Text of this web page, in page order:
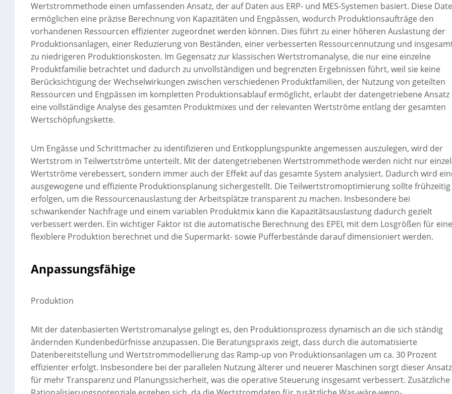
Wertstrommethode einen umfassenden Ansatz, der auf Daten aus ERP- und MES-Systemen basiert. Diese
ermöglichen eine präzise Berechnung von Kapazitäten und Engpässen, wodurch Produktionsaufträge den
vorhandenen Ressourcen effizienter zugeordnet werden können. Dies führt zu einer höheren Auslastung der
Produktionsanlagen, einer Reduzierung von Beständen, einer verbesserten Ressourcennutzung und
zu niedrigeren Produktionskosten. Im Gegensatz zur klassischen Wertstromanalyse, die nur eine einzelne
Produktfamilie betrachtet und dadurch zu unvollständigen und begrenzten Ergebnissen führt, weil sie keine
Berücksichtigung der Wechselwirkungen zwischen verschiedenen Produktfamilien, der Nutzung von geteilten
Ressourcen und Engpässen im kompletten Produktionsablauf ermöglicht, erlaubt der datengetriebene Ansatz
eine vollständige Analyse des gesamten Produktmixes und der relevanten Wertströme entlang der gesamten
Wertschöpfungskette.
Um Engässe und Schrittmacher zu identifizieren und Entkopplungspunkte angemessen auszulegen, wird der
Wertstrom in Teilwertströme unterteilt. Mit der datengetriebenen Wertstrommethode werden nicht nur
Wertströme verebessert, sondern immer auch der Effekt auf das gesamte System analysiert. Dadurch wird
ausgewogene und effiziente Produktionsplanung sichergestellt. Die Teilwertstromoptimierung sollte frühzeitig
erfolgen, um die Ressourcenauslastung der Arbeitsplätze transparent zu machen. Insbesondere bei
schwankender Nachfrage und einem variablen Produktmix kann die Kapazitätsauslastung dadurch gezielt
verbessert werden. Ein wichtiger Faktor ist die automatische Berechnung des EPEI, mit dem Losgrößen für eine
flexiblere Produktion berechnet und die Supermarkt- sowie Pufferbestände darauf dimensioniert werden.
Anpassungsfähige
Produktion
Mit der datenbasierten Wertstromanalyse gelingt es, den Produktionsprozess dynamisch an die sich ständig
ändernden Kundenbedürfnisse anzupassen. Die Beratungspraxis zeigt, dass durch die automatisierte
Datenbereitstellung und Wertstrommodellierung das Ramp-up von Produktionsanlagen um ca. 30 Prozent
effizienter erfolgt. Insbesondere bei der parallelen Nutzung älterer und neuerer Maschinen sorgt dieser Ansatz
für mehr Transparenz und Planungssicherheit, was die operative Steuerung insgesamt verbessert. Zusätzliche